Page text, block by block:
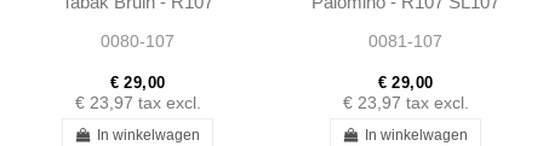
0080-107
€ 29,00
€ 23,97 tax excl.
In winkelwagen
0081-107
€ 29,00
€ 23,97 tax excl.
In winkelwagen